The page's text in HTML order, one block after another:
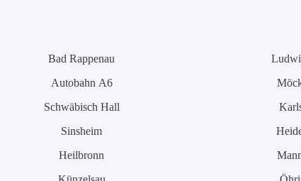
Bad Rappenau
Autobahn A6
Schwäbisch Hall
Sinsheim
Heilbronn